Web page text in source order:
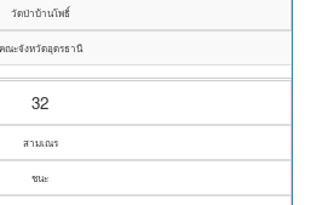
วัดป่าบ้านโพธิ์
คณะจังหวัดอุดรธานี
32
สามเณร
ชนะ